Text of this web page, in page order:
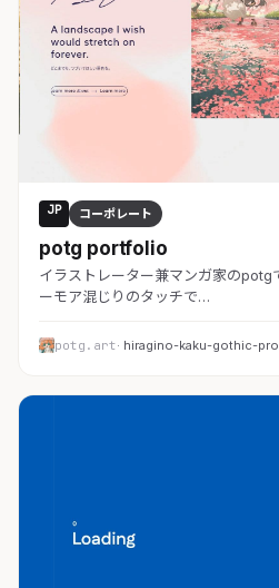
JP コーポレート
potg portfolio
イラストレーター兼マンガ家のpotg
ーモア混じりのタッチで…
potg.art· hiragino-kaku-gothic-